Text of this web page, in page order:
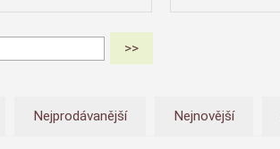
Nejprodávanější Nejnovější